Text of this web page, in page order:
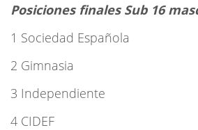
Posiciones finales Sub 16
1 Sociedad Española
2 Gimnasia
3 Independiente
4 CIDEF